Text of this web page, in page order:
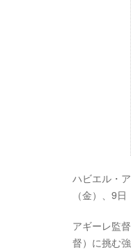
ハビエル・
（金）、9
アギーレ監
督）に挑む